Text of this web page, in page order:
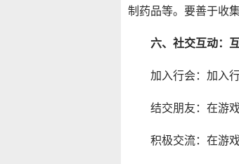
制药品等。要善于收
六、社交互动：
加入行会：加入
结交朋友：在游
积极交流：在游